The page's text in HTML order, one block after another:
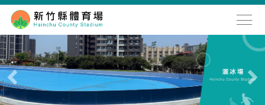
到
主
要
內
容
區